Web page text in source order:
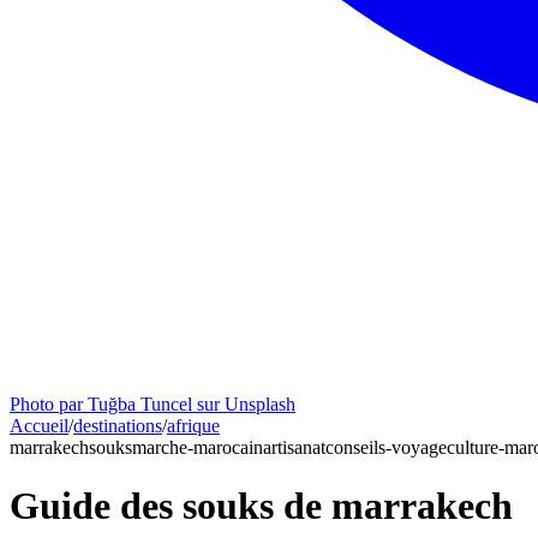
Photo par Tuğba Tuncel sur Unsplash
Accueil/destinations/afrique
marrakechsouksmarche-marocainartisanatconseils-voyageculture-
Guide des souks de marrakech